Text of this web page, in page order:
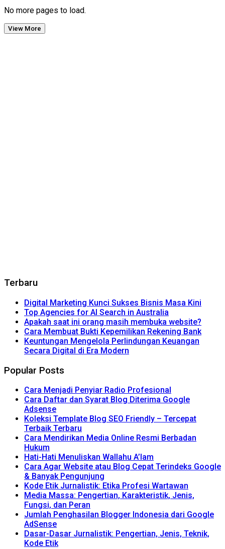
No more pages to load.
View More
Terbaru
Digital Marketing Kunci Sukses Bisnis Masa Kini
Top Agencies for AI Search in Australia
Apakah saat ini orang masih membuka website?
Cara Membuat Bukti Kepemilikan Rekening Bank
Keuntungan Mengelola Perlindungan Keuangan
Secara Digital di Era Modern
Popular Posts
Cara Menjadi Penyiar Radio Profesional
Cara Daftar dan Syarat Blog Diterima Google
Adsense
Koleksi Template Blog SEO Friendly – Tercepat
Terbaik Terbaru
Cara Mendirikan Media Online Resmi Berbadan
Hukum
Hati-Hati Menuliskan Wallahu A’lam
Cara Agar Website atau Blog Cepat Terindeks Google
& Banyak Pengunjung
Kode Etik Jurnalistik: Etika Profesi Wartawan
Media Massa: Pengertian, Karakteristik, Jenis,
Fungsi, dan Peran
Jumlah Penghasilan Blogger Indonesia dari Google
AdSense
Dasar-Dasar Jurnalistik: Pengertian, Jenis, Teknik,
Kode Etik